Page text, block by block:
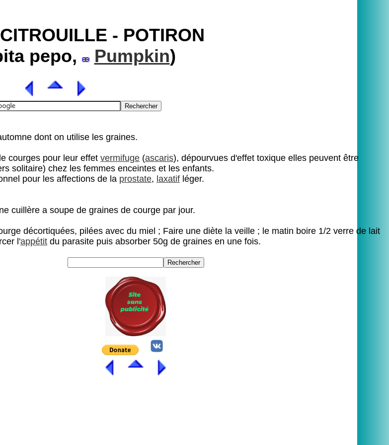
- POTIRON
pepo,
Pumpkin)
dont on utilise les graines.
courges pour leur effet vermifuge (ascaris), dépourvues d'effet toxique elles peuvent être
solitaire) chez les femmes enceintes et les enfants.
pour les affections de la prostate, laxatif léger.
cuillère a soupe de graines de courge par jour.
décortiquées, pilées avec du miel ; Faire une diète la veille ; le matin boire 1/2 verre de lait
l'appétit du parasite puis absorber 50g de graines en une fois.